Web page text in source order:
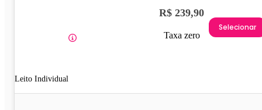
Leito Individual
R$ 239,90
Taxa zero
Selecionar